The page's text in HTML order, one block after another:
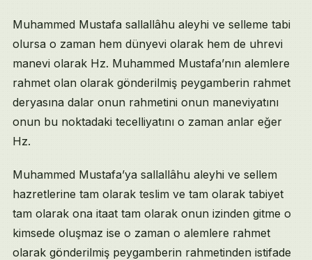
Muhammed Mustafa sallallâhu aleyhi ve selleme tabi
olursa o zaman hem dünyevi olarak hem de uhrevi
manevi olarak Hz. Muhammed Mustafa’nın alemlere
rahmet olan olarak gönderilmiş peygamberin rahmet
deryasına dalar onun rahmetini onun maneviyatını
onun bu noktadaki tecelliyatını o zaman anlar eğer
Hz.
Muhammed Mustafa’ya sallallâhu aleyhi ve sellem
hazretlerine tam olarak teslim ve tam olarak tabiyet
tam olarak ona itaat tam olarak onun izinden gitme o
kimsede oluşmaz ise o zaman o alemlere rahmet
olarak gönderilmiş peygamberin rahmetinden istifade